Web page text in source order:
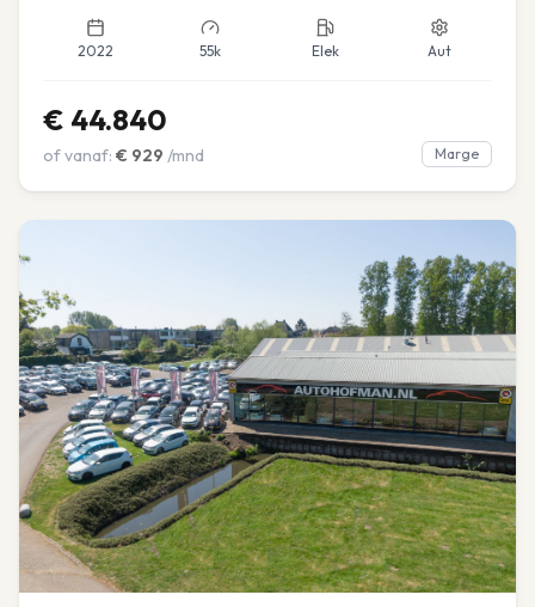
2022 55k Elek Aut
€ 44.840
of vanaf: € 929 /mnd Marge